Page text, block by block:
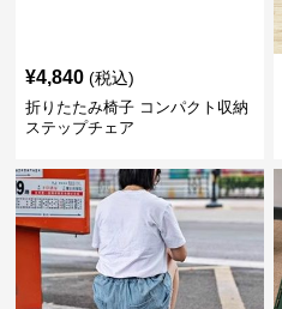
¥4,840 (税込)
折りたたみ椅子 コンパクト収納
ステップチェア